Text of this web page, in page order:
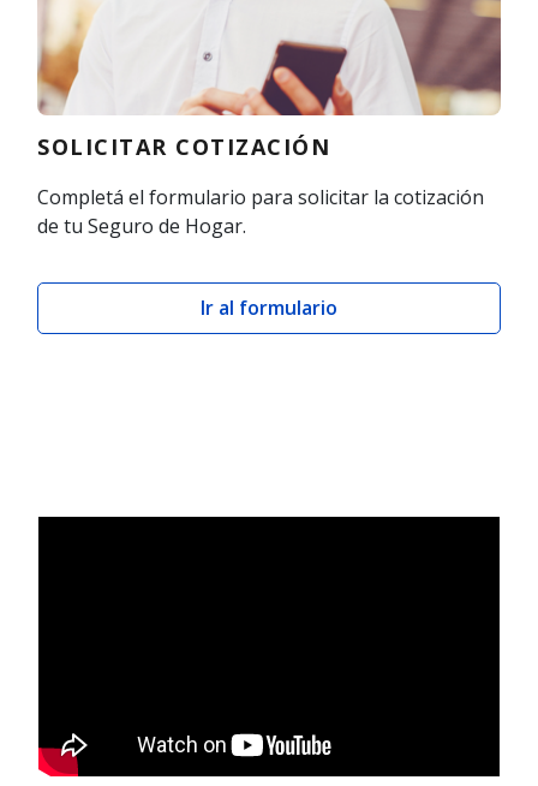
SOLICITAR COTIZACIÓN
Completá el formulario para solicitar la cotización
de tu Seguro de Hogar.
Ir al formulario